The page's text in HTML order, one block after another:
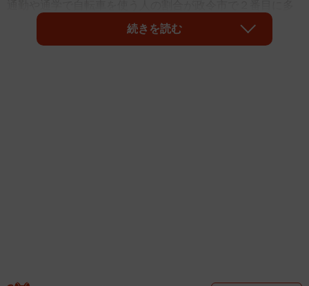
く、市内の交通事故で自転車が関係する割合が４分の１と
高かったことから、自転車利用者に車道の左側を走る意識
続きを読む